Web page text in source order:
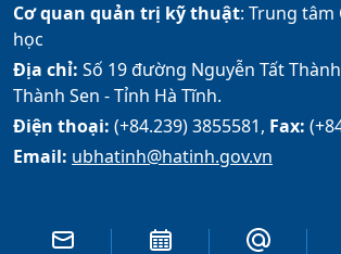
Cơ quan quản trị kỹ thuật: Trung tâm
học
Địa chỉ: Số 19 đường Nguyễn Tất
Thành Sen - Tỉnh Hà Tĩnh.
Điện thoại: (+84.239) 3855581, Fax:
Email: ubhatinh@hatinh.gov.vn